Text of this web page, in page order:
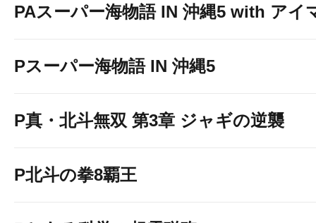
PAスーパー海物語 IN 沖縄5 with アイ
Pスーパー海物語 IN 沖縄5
P真・北斗無双 第3章 ジャギの逆襲
P北斗の拳8覇王